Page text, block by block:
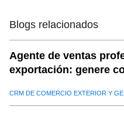
10.
11. a. Toma de decisiones
12. b. Mayor eficiencia
14. d. Ventaja competitiva
Blogs relacionados
Agente de ventas
exportación: genere
CRM DE COMERCIO EXTERIOR Y